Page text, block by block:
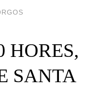
HORES,
SANTA